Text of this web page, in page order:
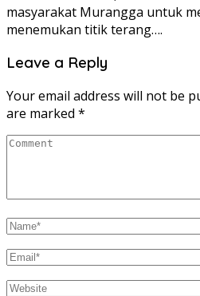
masyarakat Murangga untuk
menemukan titik terang….
Leave a Reply
Your email address will not be
are marked *